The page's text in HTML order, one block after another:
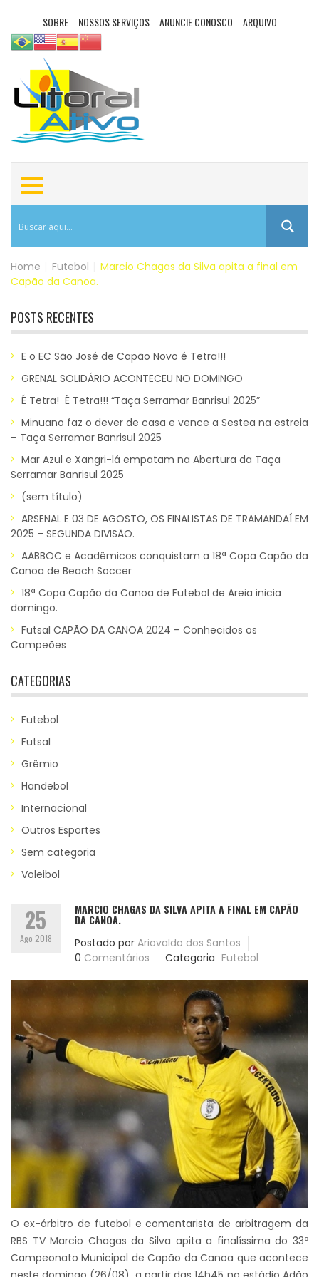
SOBRE NOSSOS SERVIÇOS ANUNCIE CONOSCO ARQUIVO
Home Futebol
Marcio Chagas da Silva apita a final em
Capão da Canoa.
POSTS RECENTES
E o EC São José de Capão Novo é Tetra!!!
GRENAL SOLIDÁRIO ACONTECEU NO DOMINGO
É Tetra! É Tetra!!! “Taça Serramar Banrisul 2025”
Minuano faz o dever de casa e vence a Sestea na estreia
– Taça Serramar Banrisul 2025
Mar Azul e Xangri-lá empatam na Abertura da Taça
Serramar Banrisul 2025
(sem título)
ARSENAL E 03 DE AGOSTO, OS FINALISTAS DE TRAMANDAÍ EM
2025 – SEGUNDA DIVISÃO.
AABBOC e Acadêmicos conquistam a 18ª Copa Capão da
Canoa de Beach Soccer
18ª Copa Capão da Canoa de Futebol de Areia inicia
domingo.
Futsal CAPÃO DA CANOA 2024 – Conhecidos os
Campeões
CATEGORIAS
Futebol
Futsal
Grêmio
Handebol
Internacional
Outros Esportes
Sem categoria
Voleibol
25
Ago 2018
MARCIO CHAGAS DA SILVA APITA A FINAL EM CAPÃO
DA CANOA.
Postado por Ariovaldo dos Santos
0 Comentários Categoria Futebol
O ex-árbitro de futebol e comentarista de arbitragem da
RBS TV Marcio Chagas da Silva apita a finalíssima do 33º
Campeonato Municipal de Capão da Canoa que acontece